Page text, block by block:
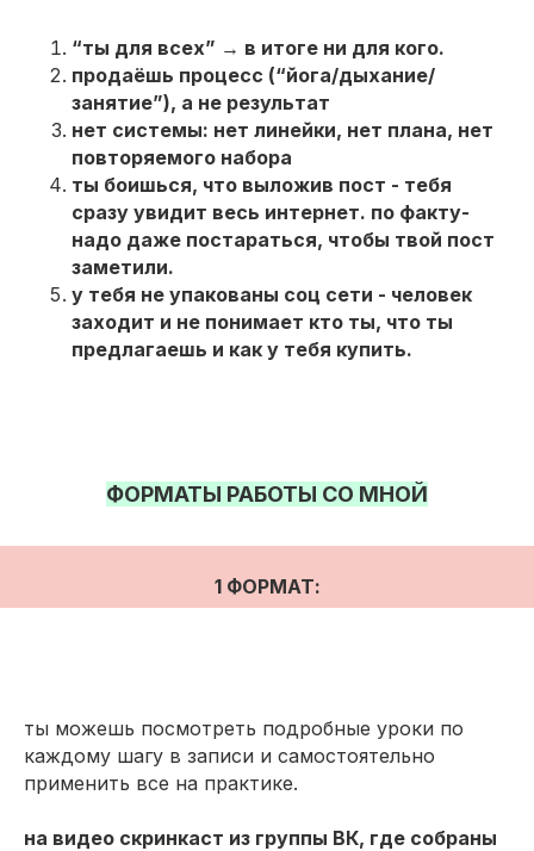
“ты для всех” → в итоге ни для кого.
продаёшь процесс (“йога/дыхание/
занятие”), а не результат
нет системы: нет линейки, нет плана, нет
повторяемого набора
ты боишься, что выложив пост - тебя
сразу увидит весь интернет. по факту-
надо даже постараться, чтобы твой пост
заметили.
у тебя не упакованы соц сети - человек
заходит и не понимает кто ты, что ты
предлагаешь и как у тебя купить.
ФОРМАТЫ РАБОТЫ СО МНОЙ
1 ФОРМАТ:
ты можешь посмотреть подробные уроки по
каждому шагу в записи и самостоятельно
применить все на практике.
на видео скринкаст из группы ВК, где собраны